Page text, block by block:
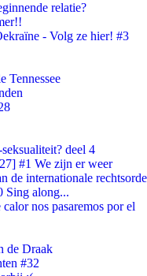
relatie?
- Volg ze hier! #3
Tennessee
deel 4
#1 We zijn er weer
de internationale rechtsorde
Sing along...
nos pasaremos por el
de Draak
#32